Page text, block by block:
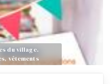
du village.
vêtements